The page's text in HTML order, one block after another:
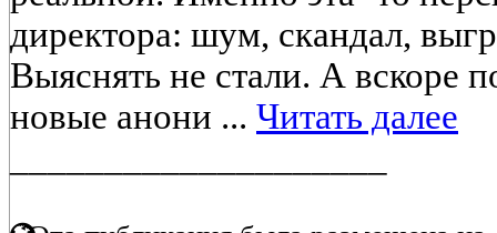
директора: шум, скандал,
Выяснять не стали. А вскоре
новые анони ... Читать далее